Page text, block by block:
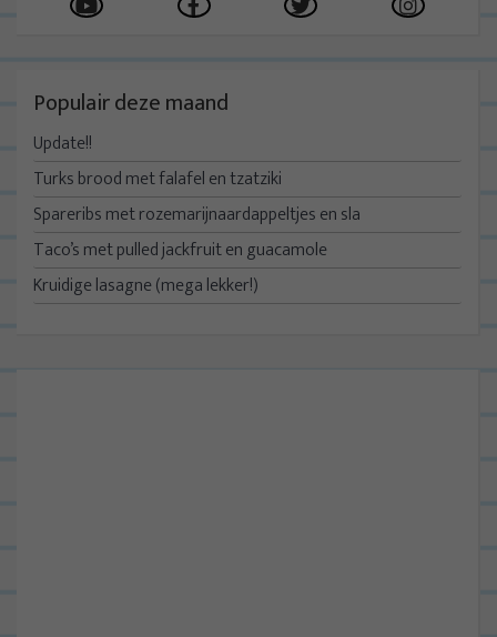
Populair deze maand
Update!!
Turks brood met falafel en tzatziki
Spareribs met rozemarijnaardappeltjes en sla
Taco’s met pulled jackfruit en guacamole
Kruidige lasagne (mega lekker!)